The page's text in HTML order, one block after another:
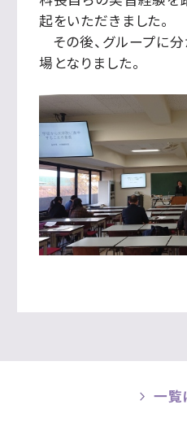
起をいただきました。
その後、グループに
場となりました。
一覧